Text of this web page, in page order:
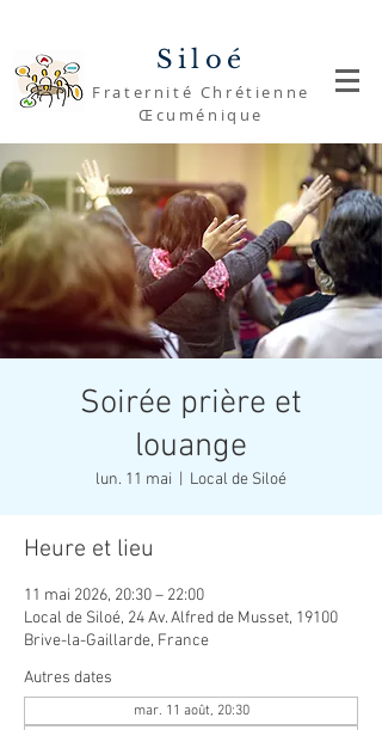
Siloé
Fraternité Chrétienne
Œcuménique
Soirée prière et
louange
lun. 11 mai Local de Siloé
Heure et lieu
11 mai 2026, 20:30 – 22:00
Local de Siloé, 24 Av. Alfred de Musset, 19100
Brive-la-Gaillarde, France
Autres dates
mar. 11 août, 20:30